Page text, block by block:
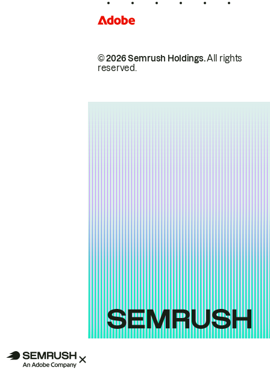
© 2026 Semrush Holdings.All rights
reserved.